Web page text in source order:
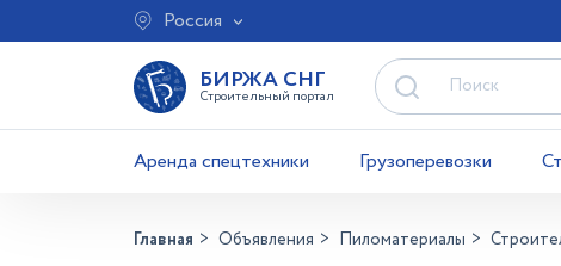
Россия
БИРЖА СНГ
Строительный портал
Аренда спецтехники Грузоперевозки
Главная Объявления Пиломатериалы